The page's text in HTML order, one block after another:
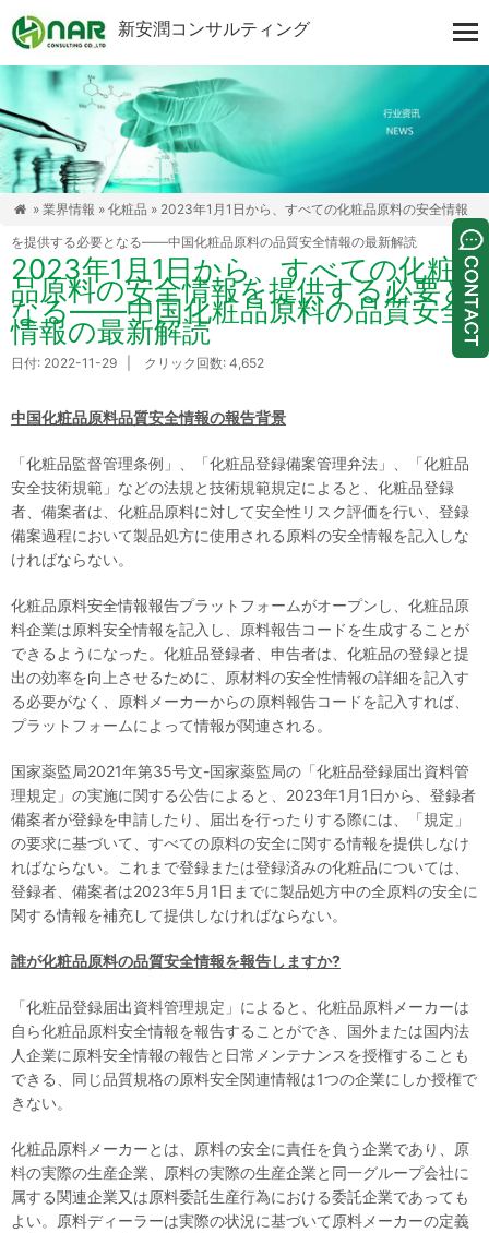
新安潤コンサルティング
 » 業界情報 » 化粧品 » 2023年1月1日から、すべての化粧品原料の安全情報
を提供する必要となる――中国化粧品原料の品質安全情報の最新解読
2023年1月1日から、すべての化粧
品原料の安全情報を提供する必要と
なる――中国化粧品原料の品質安全
情報の最新解読
日付: 2022-11-29 | クリック回数: 4,652
中国化粧品原料品質安全情報の報告背景
「化粧品監督管理条例」、「化粧品登録備案管理弁法」、「化粧品
安全技術規範」などの法規と技術規範規定によると、化粧品登録
者、備案者は、化粧品原料に対して安全性リスク評価を行い、登録
備案過程において製品処方に使用される原料の安全情報を記入しな
ければならない。
化粧品原料安全情報報告プラットフォームがオープンし、化粧品原
料企業は原料安全情報を記入し、原料報告コードを生成することが
できるようになった。化粧品登録者、申告者は、化粧品の登録と提
出の効率を向上させるために、原材料の安全性情報の詳細を記入す
る必要がなく、原料メーカーからの原料報告コードを記入すれば、
プラットフォームによって情報が関連される。
国家薬監局2021年第35号文-国家薬監局の「化粧品登録届出資料管
理規定」の実施に関する公告によると、2023年1月1日から、登録者
備案者が登録を申請したり、届出を行ったりする際には、「規定」
の要求に基づいて、すべての原料の安全に関する情報を提供しなけ
ればならない。これまで登録または登録済みの化粧品については、
登録者、備案者は2023年5月1日までに製品処方中の全原料の安全に
関する情報を補充して提供しなければならない。
誰が化粧品原料の品質安全情報を報告しますか?
「化粧品登録届出資料管理規定」によると、化粧品原料メーカーは
自ら化粧品原料安全情報を報告することができ、国外または国内法
人企業に原料安全情報の報告と日常メンテナンスを授権することも
できる、同じ品質規格の原料安全関連情報は1つの企業にしか授権で
きない。
化粧品原料メーカーとは、原料の安全に責任を負う企業であり、原
料の実際の生産企業、原料の実際の生産企業と同一グループ会社に
属する関連企業又は原料委託生産行為における委託企業であっても
よい。原料ディーラーは実際の状況に基づいて原料メーカーの定義